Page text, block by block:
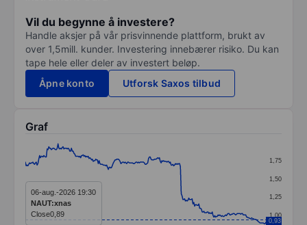
Vil du begynne å investere?
Handle aksjer på vår prisvinnende plattform, brukt av
over 1,5mill. kunder. Investering innebærer risiko. Du kan
tape hele eller deler av investert beløp.
Åpne konto
Utforsk Saxos tilbud
Graf
Line chart with 288 data points.
The chart has 1 X axis displaying categories.
The chart has 1 Y axis displaying values. Data
1,00
1,25
1,50
1,75
0,93
06-aug.-2026 19:30
NAUT:xnas
Close0,89